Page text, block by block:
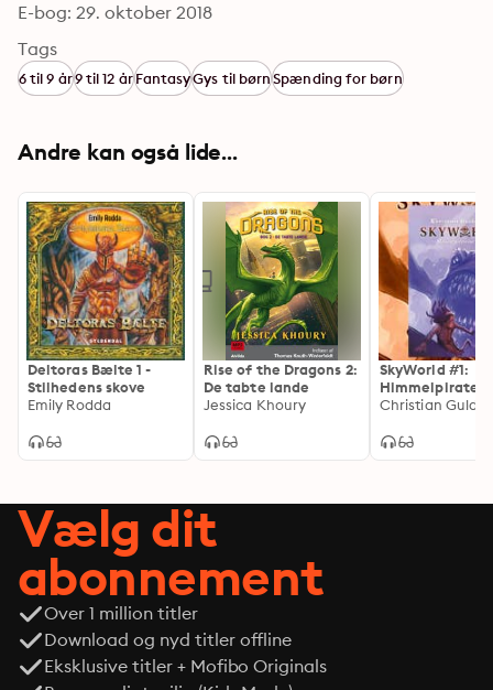
E-bog: 29. oktober 2018
Tags
6 til 9 år9 til 12 årFantasyGys til børnSpænding for børn
Andre kan også lide...
Deltoras Bælte 1 -
Stilhedens skove
Emily Rodda
Rise of the Dragons 2:
De tabte lande
Jessica Khoury
SkyWorld #1:
Christian
Vælg dit
abonnement
Over 1 million titler
Download og nyd titler offline
Eksklusive titler + Mofibo Originals